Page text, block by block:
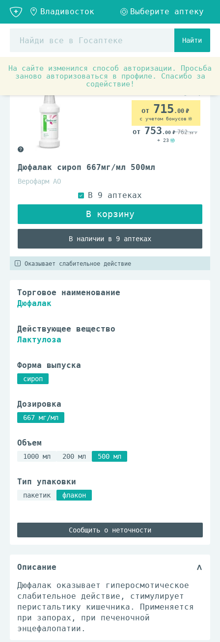
Найти
На сайте изменился способ авторизации. Просьба
заново авторизоваться в профиле. Спасибо за
содействие!
Аптечные товары Препараты при заболеваниях
Дюфалак сироп 667мг/мл 500мл
Верофарм АО
В наличии в 9 аптеках
715 .00
с учетом бонусов
753 .00 762.30
+ 23
Оказывает слабительное действие
Торговое наименование
Дюфалак
Действующее вещество
Лактулоза
Форма выпуска
сироп
Дозировка
667 мг/мл
Объем
1000 мл 200 мл 500 мл
Тип упаковки
пакетик флакон
Сообщить о неточности
Описание
Дюфалак оказывает гиперосмотическое
слабительное действие, стимулирует
перистальтику кишечника. Применяется
при запорах, при печеночной
энцефалопатии.